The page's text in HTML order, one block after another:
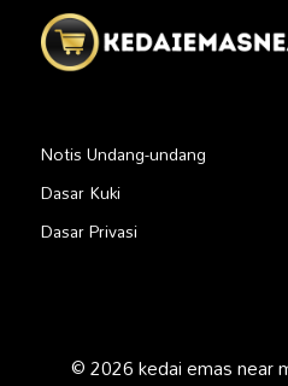
Notis Undang-undang
Dasar Kuki
Dasar Privasi
© 2026 kedai emas near